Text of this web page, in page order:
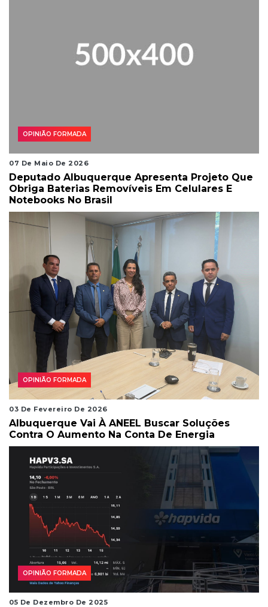
OPINIÃO FORMADA
07 De Maio De 2026
Deputado Albuquerque Apresenta Projeto Que
Obriga Baterias Removíveis Em Celulares E
Notebooks No Brasil
OPINIÃO FORMADA
03 De Fevereiro De 2026
Albuquerque Vai À ANEEL Buscar Soluções
Contra O Aumento Na Conta De Energia
OPINIÃO FORMADA
05 De Dezembro De 2025